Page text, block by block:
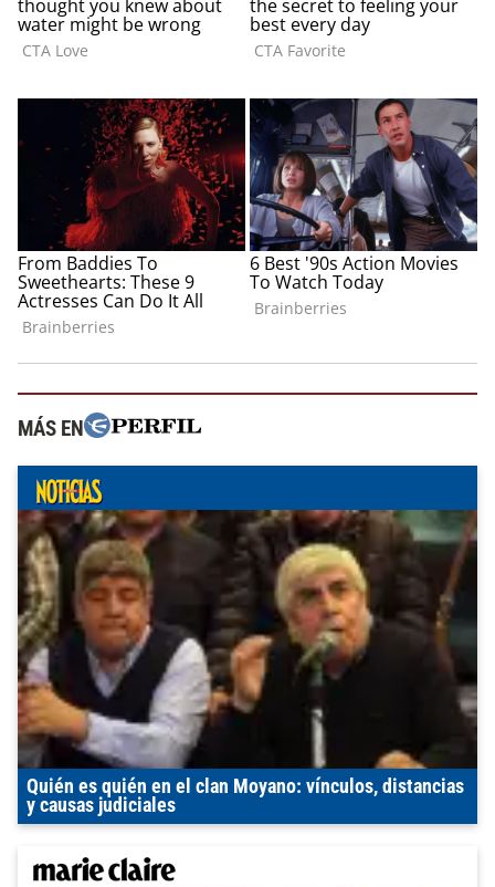
MÁS EN
Quién es quién en el clan Moyano: vínculos, distancias
y causas judiciales